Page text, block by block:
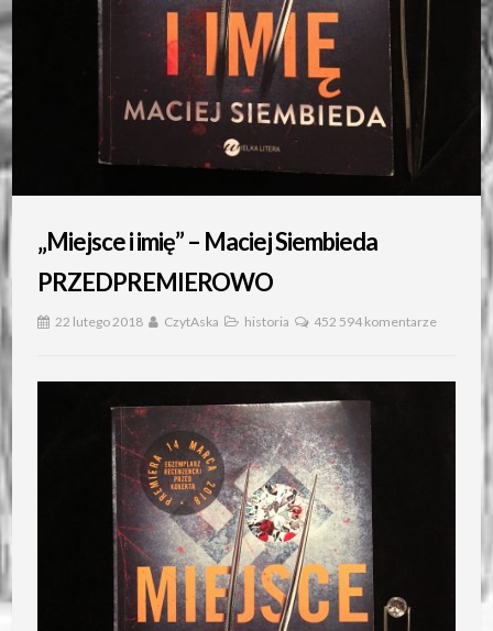
„Miejsce i imię” – Maciej Siembieda
PRZEDPREMIEROWO
22 lutego 2018 CzytAska historia 452 594 komentarze